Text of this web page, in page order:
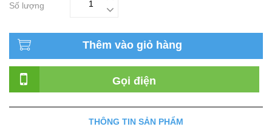
Số lượng
Thêm vào giỏ hàng
Gọi điện
THÔNG TIN SẢN PHẨM